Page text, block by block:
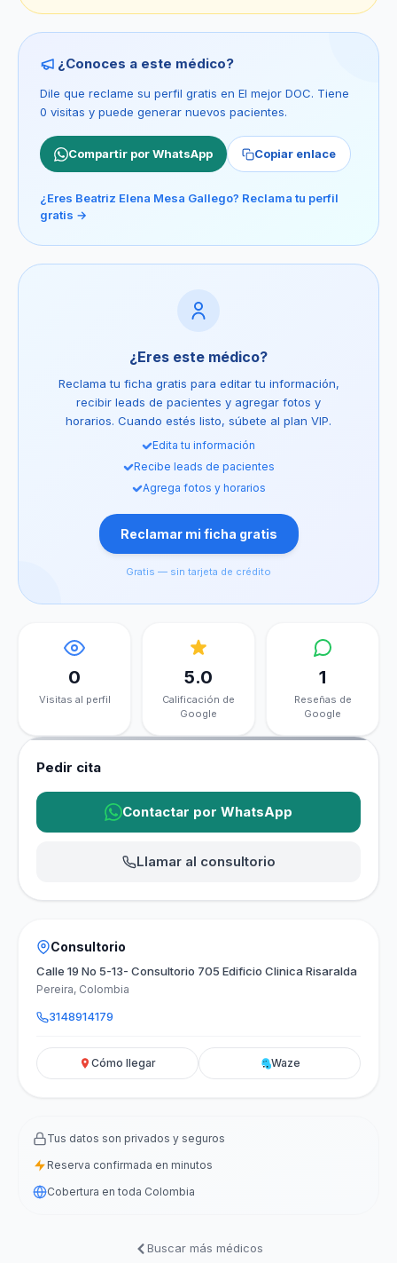
¿Conoces a este médico?
Dile que reclame su perfil gratis en El mejor DOC. Tiene
0 visitas y puede generar nuevos pacientes.
Compartir por WhatsApp Copiar enlace
¿Eres Beatriz Elena Mesa Gallego? Reclama tu perfil
gratis →
¿Eres este médico?
Reclama tu ficha gratis para editar tu información,
recibir leads de pacientes y agregar fotos y
horarios. Cuando estés listo, súbete al plan VIP.
Edita tu información
Recibe leads de pacientes
Agrega fotos y horarios
Reclamar mi ficha gratis
Gratis — sin tarjeta de crédito
0
Visitas al perfil
5.0
Calificación de
Google
1
Reseñas de
Google
Pedir cita
Contactar por WhatsApp
Llamar al consultorio
Consultorio
Calle 19 No 5-13- Consultorio 705 Edificio Clinica Risaralda
Pereira, Colombia
3148914179
Cómo llegar Waze
Tus datos son privados y seguros
Reserva confirmada en minutos
Cobertura en toda Colombia
Buscar más médicos